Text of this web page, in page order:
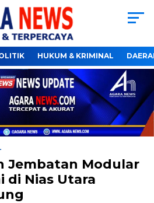
HUKUM & KRIMINAL
Jembatan Modular
di Nias Utara